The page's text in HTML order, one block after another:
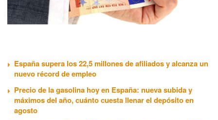
España supera los 22,5 millones de afiliados y alcanza un
nuevo récord de empleo
Precio de la gasolina hoy en España: nueva subida y
máximos del año, cuánto cuesta llenar el depósito en
agosto